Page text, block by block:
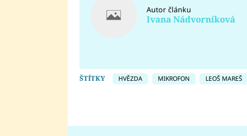
Autor článku
Ivana Nádvorníková
ŠTÍTKY HVĚZDA MIKROFON LEOŠ MAREŠ